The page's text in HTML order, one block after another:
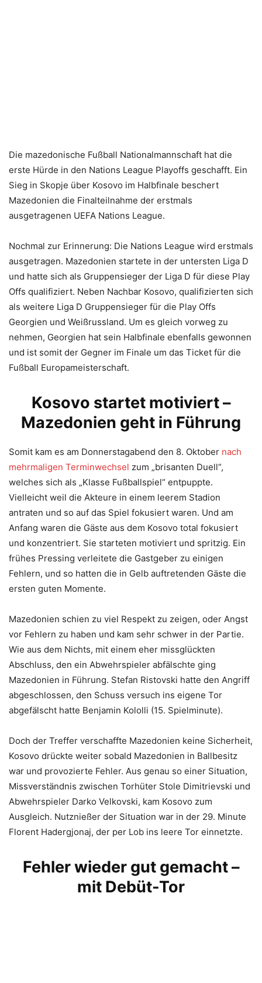
Die mazedonische Fußball Nationalmannschaft hat die
erste Hürde in den Nations League Playoffs geschafft. Ein
Sieg in Skopje über Kosovo im Halbfinale beschert
Mazedonien die Finalteilnahme der erstmals
ausgetragenen UEFA Nations League.
Nochmal zur Erinnerung: Die Nations League wird erstmals
ausgetragen. Mazedonien startete in der untersten Liga D
und hatte sich als Gruppensieger der Liga D für diese Play
Offs qualifiziert. Neben Nachbar Kosovo, qualifizierten sich
als weitere Liga D Gruppensieger für die Play Offs
Georgien und Weißrussland. Um es gleich vorweg zu
nehmen, Georgien hat sein Halbfinale ebenfalls gewonnen
und ist somit der Gegner im Finale um das Ticket für die
Fußball Europameisterschaft.
Kosovo startet motiviert –
Mazedonien geht in Führung
Somit kam es am Donnerstagabend den 8. Oktober nach
mehrmaligen Terminwechsel zum „brisanten Duell“,
welches sich als „Klasse Fußballspiel“ entpuppte.
Vielleicht weil die Akteure in einem leerem Stadion
antraten und so auf das Spiel fokusiert waren. Und am
Anfang waren die Gäste aus dem Kosovo total fokusiert
und konzentriert. Sie starteten motiviert und spritzig. Ein
frühes Pressing verleitete die Gastgeber zu einigen
Fehlern, und so hatten die in Gelb auftretenden Gäste die
ersten guten Momente.
Mazedonien schien zu viel Respekt zu zeigen, oder Angst
vor Fehlern zu haben und kam sehr schwer in der Partie.
Wie aus dem Nichts, mit einem eher missglückten
Abschluss, den ein Abwehrspieler abfälschte ging
Mazedonien in Führung. Stefan Ristovski hatte den Angriff
abgeschlossen, den Schuss versuch ins eigene Tor
abgefälscht hatte Benjamin Kololli (15. Spielminute).
Doch der Treffer verschaffte Mazedonien keine Sicherheit,
Kosovo drückte weiter sobald Mazedonien in Ballbesitz
war und provozierte Fehler. Aus genau so einer Situation,
Missverständnis zwischen Torhüter Stole Dimitrievski und
Abwehrspieler Darko Velkovski, kam Kosovo zum
Ausgleich. Nutznießer der Situation war in der 29. Minute
Florent Hadergjonaj, der per Lob ins leere Tor einnetzte.
Fehler wieder gut gemacht –
mit Debüt-Tor